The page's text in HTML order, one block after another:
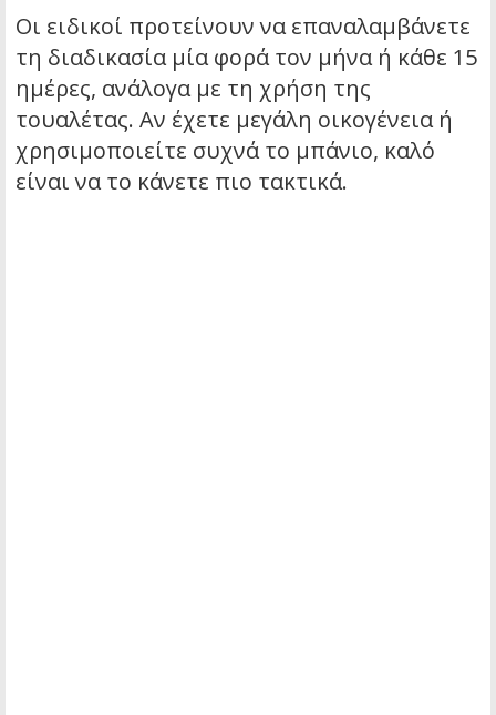
Οι ειδικοί προτείνουν να επαναλαμβάνετε
τη διαδικασία μία φορά τον μήνα ή κάθε 15
ημέρες, ανάλογα με τη χρήση της
τουαλέτας. Αν έχετε μεγάλη οικογένεια ή
χρησιμοποιείτε συχνά το μπάνιο, καλό
είναι να το κάνετε πιο τακτικά.